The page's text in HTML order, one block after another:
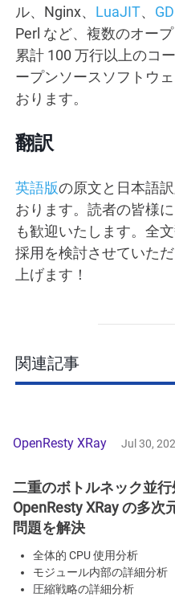
ル、Nginx、 LuaJIT、
Perl など、複数のオー
累計 100 万行以上のコ
ープンソースソフトウ
おります。
翻訳
英語版の原文と日本語
おります。読者の皆様
も歓迎いたします。全
採用を検討させていた
上げます！
関連記事
OpenResty XRay Jul 30,
二重のボトルネック並行
OpenResty XRay の多次
問題を解決
全体的 CPU 使用分析
モジュール内部の詳細分析
圧縮戦略の詳細分析